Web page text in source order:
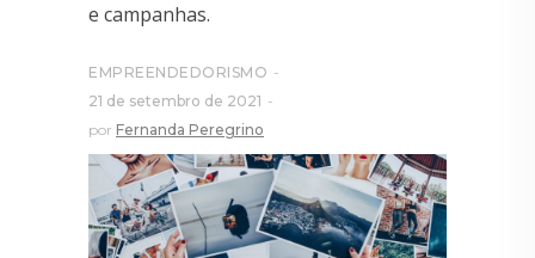
e campanhas.
EMPREENDEDORISMO
21 de setembro de 2021
por Fernanda Peregrino